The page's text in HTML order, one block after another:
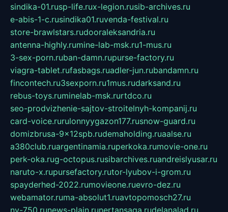
sindika-01.rusp-life.rux-legion.rusib-archives.ru
e-abis-1-c.rusindika01.ruvenda-festival.ru
store-brawlstars.rudooraleksandria.ru
antenna-highly.rumine-lab-msk.ru1-mus.ru
3-sex-porn.ruban-damn.rupurse-factory.ru
viagra-tablet.rufasbags.ruadler-jun.rubandamn.ru
fincontech.ru3sexporn.ru1mus.rudarksand.ru
rebus-toys.ruminelab-msk.rurtdco.ru
seo-prodvizhenie-sajtov-stroitelnyh-kompanij.ru
card-voice.rurulonnyygazon177.rusnow-guard.ru
domizbrusa-9x12spb.rudemaholding.ruaalse.ru
a380club.ruargentinamia.ruperkoka.rumovie-one.ru
perk-oka.rug-octopus.rusibarchives.ruandreislyusar.ru
naruto-x.rupursefactory.rutor-lyubov-i-grom.ru
spayderhed-2022.rumovieone.ruevro-dez.ru
webamator.ruma-absolut1.ruavtopomosch27.ru